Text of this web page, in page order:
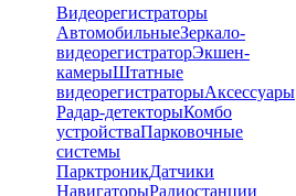
Видеорегистраторы
АвтомобильныеЗеркало-
видеорегистраторЭкшен-
камерыШтатные
видеорегистраторыАксессуары
Радар-детекторыКомбо
устройстваПарковочные
системы
ПарктроникДатчики
НавигаторыРадиостанции